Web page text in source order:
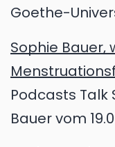
Goethe-
Sophie Bauer,
Podcasts Talk
Bauer vom